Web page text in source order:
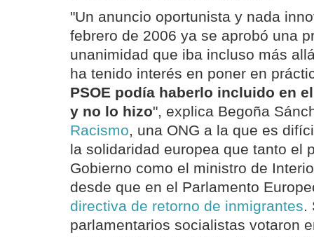
"Un anuncio oportunista y nada
febrero de 2006 ya se aprobó una
unanimidad que iba incluso más
ha tenido interés en poner en
PSOE podía haberlo incluido en
y no lo hizo", explica Begoña
Racismo, una ONG a la que es
la solidaridad europea que tanto el
Gobierno como el ministro de
desde que en el Parlamento
directiva de retorno de inmigrantes.
parlamentarios socialistas votaron